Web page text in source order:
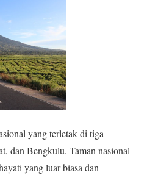
yang terletak di tiga
dan Bengkulu. Taman nasional
yang luar biasa dan